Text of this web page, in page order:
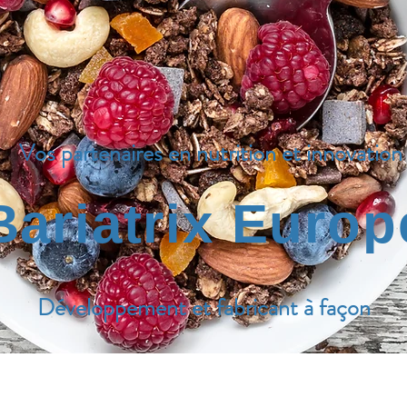
Vos partenaires en nutrition et innovation
Développement et fabricant à façon